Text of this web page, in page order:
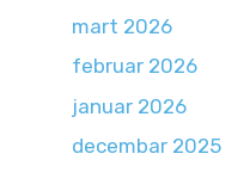
mart 2026
februar 2026
januar 2026
decembar 2025